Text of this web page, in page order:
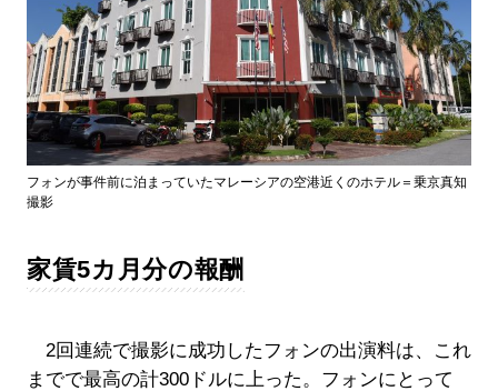
フォンが事件前に泊まっていたマレーシアの空港近くのホテル＝乗京真知
撮影
家賃5カ月分の報酬
2回連続で撮影に成功したフォンの出演料は、これ
までで最高の計300ドルに上った。フォンにとって